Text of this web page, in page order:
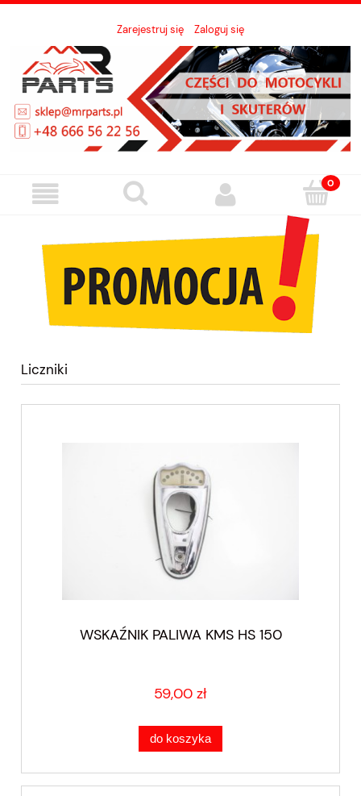
Zarejestruj się Zaloguj się
Liczniki
WSKAŹNIK PALIWA KMS HS 150
59,00 zł
do koszyka